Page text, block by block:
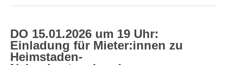
DO 15.01.2026 um 19 Uhr:
Einladung für Mieter:innen zu
Heimstaden-